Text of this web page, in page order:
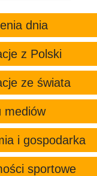
dnia
z Polski
ze świata
mediów
i gospodarka
sportowe